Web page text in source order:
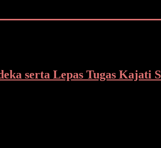
serta Lepas Tugas Kajati